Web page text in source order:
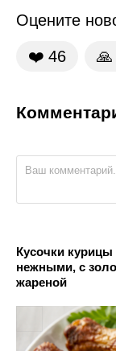
Оцените
❤️ 46 🙏
Кусочки
нежными, с
жареной